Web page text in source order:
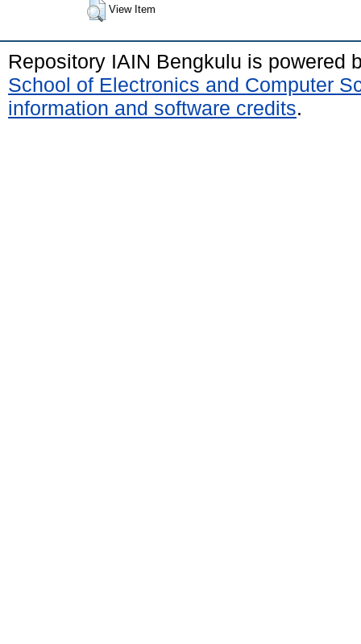
View Item
Repository IAIN Bengkulu is powered
School of Electronics and Computer
information and software credits.